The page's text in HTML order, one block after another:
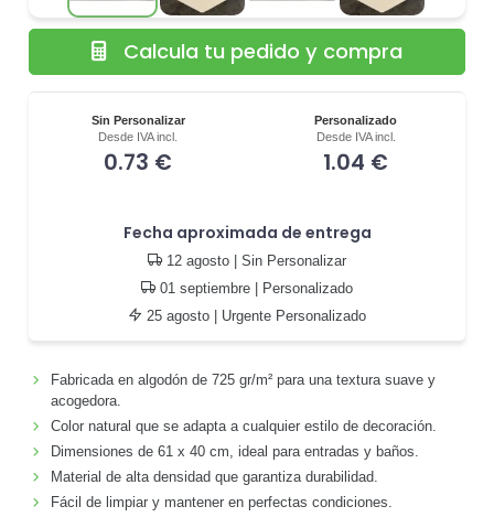
Sin Personalizar
Desde IVA incl.
0.73 €
Personalizado
Desde IVA incl.
1.04 €
Fecha aproximada de entrega
12 agosto | Sin Personalizar
01 septiembre | Personalizado
25 agosto | Urgente Personalizado
Calcula tu pedido y compra
Fabricada en algodón de 725 gr/m² para una textura suave y
acogedora.
Color natural que se adapta a cualquier estilo de decoración.
Dimensiones de 61 x 40 cm, ideal para entradas y baños.
Material de alta densidad que garantiza durabilidad.
Fácil de limpiar y mantener en perfectas condiciones.